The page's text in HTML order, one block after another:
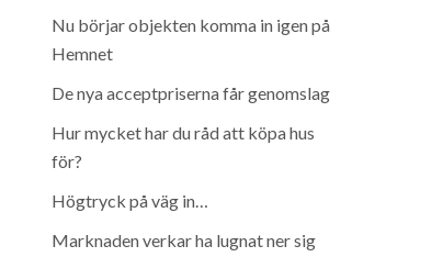
Nu börjar objekten komma in igen på
Hemnet
De nya acceptpriserna får genomslag
Hur mycket har du råd att köpa hus
för?
Högtryck på väg in…
Marknaden verkar ha lugnat ner sig